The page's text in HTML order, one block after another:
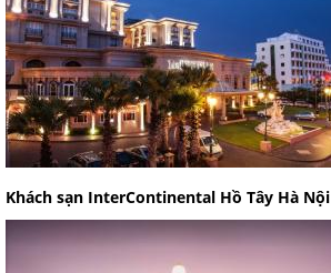
Khách sạn InterContinental Hồ Tây Hà Nội